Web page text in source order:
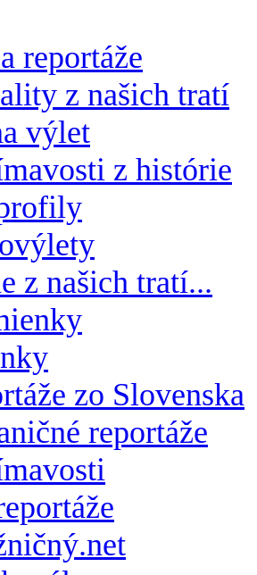
reportáže
z našich tratí
výlet
z histórie
z našich tratí...
zo Slovenska
reportáže